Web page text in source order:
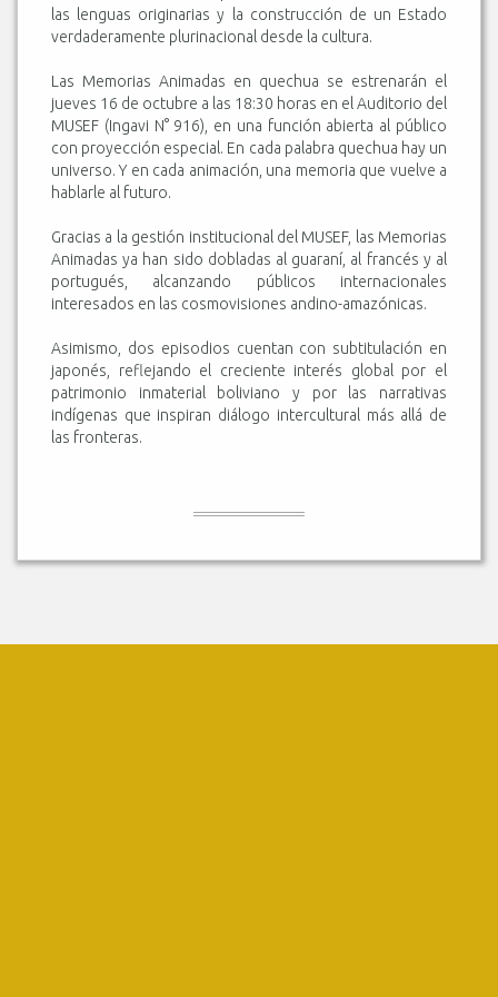
las lenguas originarias y la construcción de un Estado
verdaderamente plurinacional desde la cultura.
Las Memorias Animadas en quechua se estrenarán el
jueves 16 de octubre a las 18:30 horas en el Auditorio del
MUSEF (Ingavi N° 916), en una función abierta al público
con proyección especial. En cada palabra quechua hay un
universo. Y en cada animación, una memoria que vuelve a
hablarle al futuro.
Gracias a la gestión institucional del MUSEF, las Memorias
Animadas ya han sido dobladas al guaraní, al francés y al
portugués, alcanzando públicos internacionales
interesados en las cosmovisiones andino-amazónicas.
Asimismo, dos episodios cuentan con subtitulación en
japonés, reflejando el creciente interés global por el
patrimonio inmaterial boliviano y por las narrativas
indígenas que inspiran diálogo intercultural más allá de
las fronteras.